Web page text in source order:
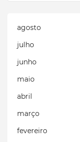
agosto
julho
junho
maio
abril
março
fevereiro